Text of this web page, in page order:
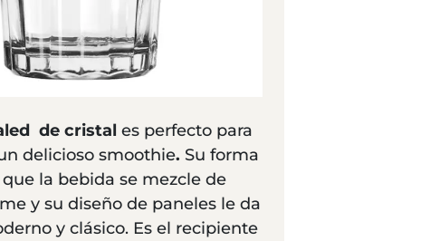
de cristal es perfecto para
delicioso smoothie. Su forma
la bebida se mezcle de
y su diseño de paneles le da
y clásico. Es el recipiente